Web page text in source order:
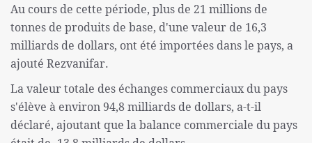
Au cours de cette période, plus de 21 millions de
tonnes de produits de base, d'une valeur de 16,3
milliards de dollars, ont été importées dans le pays, a
ajouté Rezvanifar.
La valeur totale des échanges commerciaux du pays
s'élève à environ 94,8 milliards de dollars, a-t-il
déclaré, ajoutant que la balance commerciale du pays